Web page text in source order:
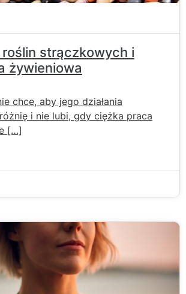
roślin strączkowych i
żywieniowa
chce, aby jego działania
i nie lubi, gdy ciężka praca
[…]